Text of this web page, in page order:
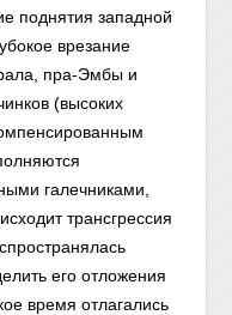
поднятия западной
врезание
пра-Эмбы и
(высоких
галечниками,
трансгрессия
его отложения
время отлагались